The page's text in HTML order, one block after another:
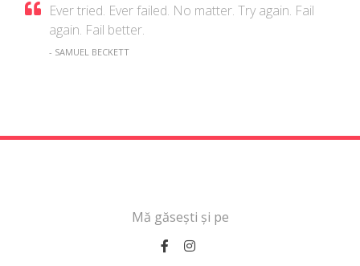
Ever tried. Ever failed. No matter. Try again. Fail
again. Fail better.
- SAMUEL BECKETT
Mă găsești și pe